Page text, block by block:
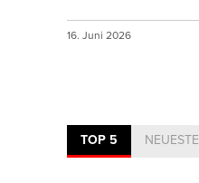
16. Juni 2026
TOP 5 NEUESTE